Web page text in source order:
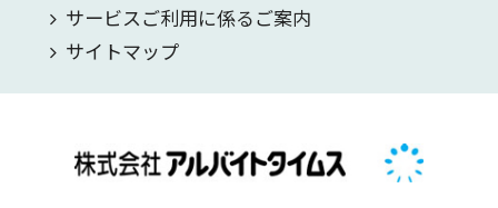
サービスご利用に係るご案内
サイトマップ